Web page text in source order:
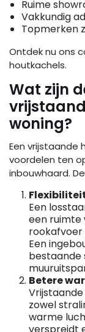
Ruime
Vakkundig
Topmerken
Ontdek nu ons
houtkachels.
Wat zijn
woning?
Een vrijstaande
voordelen ten
inbouwhaard.
Een
een ruimte
rookafvoer
Een
bestaande
Betere
zowel
warme